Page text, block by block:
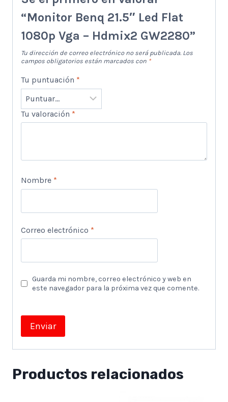
“Monitor Benq 21.5″ Led Flat
1080p Vga – Hdmix2 GW2280”
Tu dirección de correo electrónico no será publicada. Los
campos obligatorios están marcados con *
Tu puntuación *
Tu valoración *
Nombre *
Correo electrónico *
Guarda mi nombre, correo electrónico y web en
este navegador para la próxima vez que comente.
Productos relacionados